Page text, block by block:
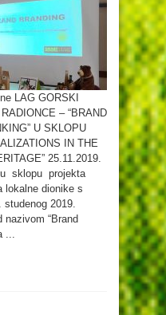
LAG GORSKI
– “BRAND
U SKLOPU
IN THE
25.11.2019.
u sklopu projekta
lokalne dionike s
studenog 2019.
nazivom “Brand
...